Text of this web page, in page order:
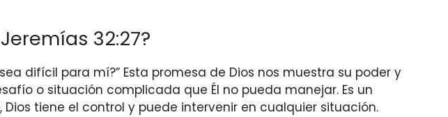
32:27?
difícil para mí?” Esta promesa de Dios nos muestra su poder y
o situación complicada que Él no pueda manejar. Es un
tiene el control y puede intervenir en cualquier situación.